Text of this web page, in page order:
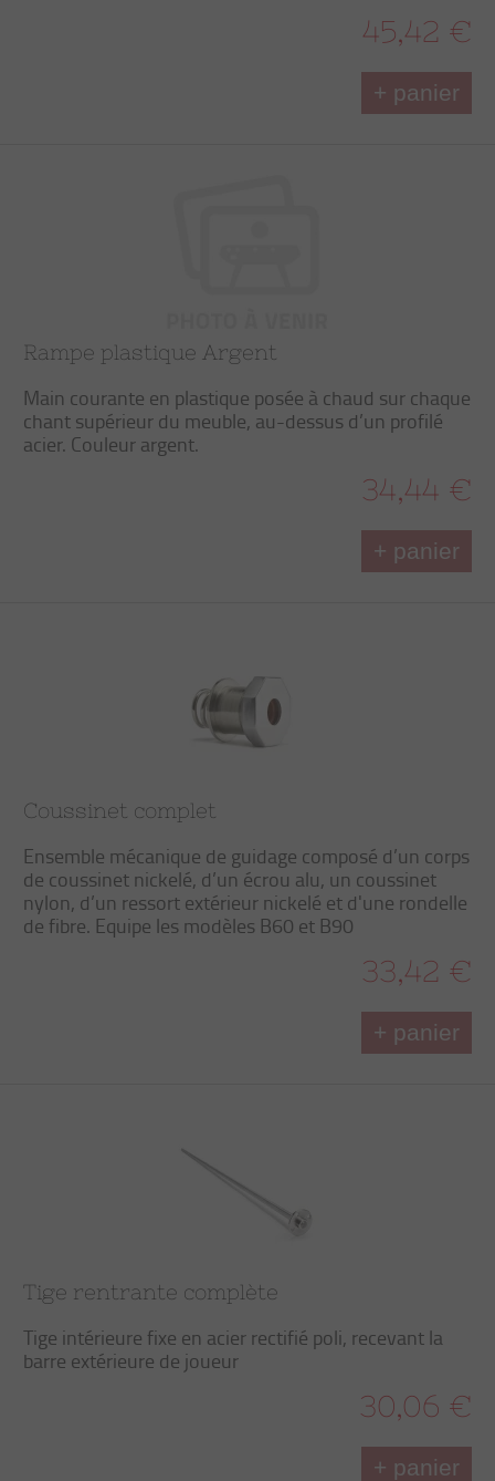
45,42 €
+ panier
Rampe plastique Argent
Main courante en plastique posée à chaud sur chaque
chant supérieur du meuble, au-dessus d’un profilé
acier. Couleur argent.
34,44 €
+ panier
Coussinet complet
Ensemble mécanique de guidage composé d’un corps
de coussinet nickelé, d’un écrou alu, un coussinet
nylon, d’un ressort extérieur nickelé et d'une rondelle
de fibre. Equipe les modèles B60 et B90
33,42 €
+ panier
Tige rentrante complète
Tige intérieure fixe en acier rectifié poli, recevant la
barre extérieure de joueur
30,06 €
+ panier